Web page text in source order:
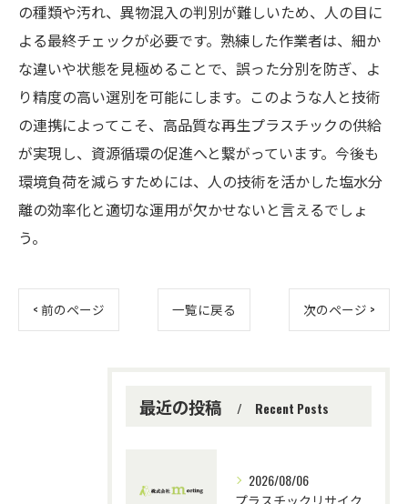
の種類や汚れ、異物混入の判別が難しいため、人の目に
よる最終チェックが必要です。熟練した作業者は、細か
な違いや状態を見極めることで、誤った分別を防ぎ、よ
り精度の高い選別を可能にします。このような人と技術
の連携によってこそ、高品質な再生プラスチックの供給
が実現し、資源循環の促進へと繋がっています。今後も
環境負荷を減らすためには、人の技術を活かした塩水分
離の効率化と適切な運用が欠かせないと言えるでしょ
う。
< 前のページ 一覧に戻る 次のページ >
最近の投稿 Recent Posts
2026/08/06